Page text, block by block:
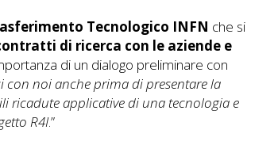
Tecnologico INFN che si
di ricerca con le aziende e
di un dialogo preliminare con
noi anche prima di presentare la
ricadute applicative di una tecnologia e
R4I.”